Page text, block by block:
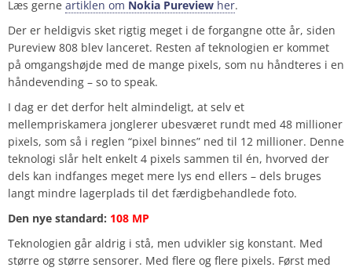
Læs gerne artiklen om Nokia Pureview her.
Der er heldigvis sket rigtig meget i de forgangne otte år, siden
Pureview 808 blev lanceret. Resten af teknologien er kommet
på omgangshøjde med de mange pixels, som nu håndteres i en
håndevending – so to speak.
I dag er det derfor helt almindeligt, at selv et
mellempriskamera jonglerer ubesværet rundt med 48 millioner
pixels, som så i reglen “pixel binnes” ned til 12 millioner. Denne
teknologi slår helt enkelt 4 pixels sammen til én, hvorved der
dels kan indfanges meget mere lys end ellers – dels bruges
langt mindre lagerplads til det færdigbehandlede foto.
Den nye standard: 108 MP
Teknologien går aldrig i stå, men udvikler sig konstant. Med
større og større sensorer. Med flere og flere pixels. Først med